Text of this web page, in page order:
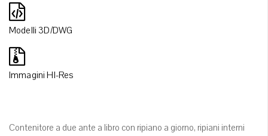
Modelli 3D/DWG
Immagini HI-Res
Contenitore a due ante a libro con ripiano a giorno, ripiani interni